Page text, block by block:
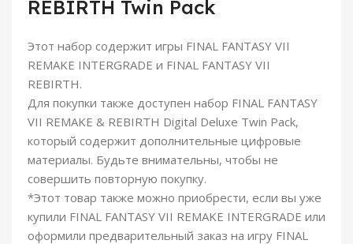
REBIRTH Twin Pack
Этот набор содержит игры FINAL FANTASY VII
REMAKE INTERGRADE и FINAL FANTASY VII
REBIRTH.
Для покупки также доступен набор FINAL FANTASY
VII REMAKE & REBIRTH Digital Deluxe Twin Pack,
который содержит дополнительные цифровые
материалы. Будьте внимательны, чтобы не
совершить повторную покупку.
*Этот товар также можно приобрести, если вы уже
купили FINAL FANTASY VII REMAKE INTERGRADE или
оформили предварительный заказ на игру FINAL